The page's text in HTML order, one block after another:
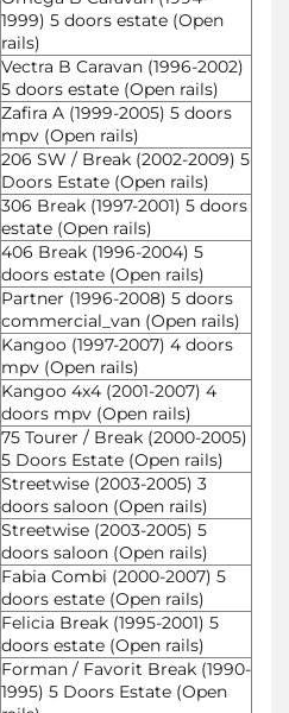
1999) 5 doors estate (Open
rails)
Vectra B Caravan (1996-2002)
5 doors estate (Open rails)
Zafira A (1999-2005) 5 doors
mpv (Open rails)
206 SW / Break (2002-2009) 5
Doors Estate (Open rails)
306 Break (1997-2001) 5 doors
estate (Open rails)
406 Break (1996-2004) 5
doors estate (Open rails)
Partner (1996-2008) 5 doors
commercial_van (Open rails)
Kangoo (1997-2007) 4 doors
mpv (Open rails)
Kangoo 4x4 (2001-2007) 4
doors mpv (Open rails)
75 Tourer / Break (2000-2005)
5 Doors Estate (Open rails)
Streetwise (2003-2005) 3
doors saloon (Open rails)
Streetwise (2003-2005) 5
doors saloon (Open rails)
Fabia Combi (2000-2007) 5
doors estate (Open rails)
Felicia Break (1995-2001) 5
doors estate (Open rails)
Forman / Favorit Break (1990-
1995) 5 Doors Estate (Open